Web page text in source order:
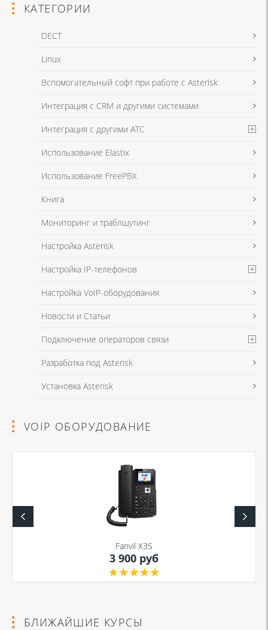
Я даю согласие на обработку моих персональных данных для связи
в соответствии с Политикой в отношении обработки персональных
Я даю согласие на обработку моих персональных данных для связи
в соответствии с Политикой в отношении обработки персональных
КАТЕГОРИИ
DECT
Linux
Вспомогательный софт при работе с Asterisk
Интеграция с CRM и другими системами
Интеграция с другими АТС
Использование Elastix
Использование FreePBX
Книга
Мониторинг и траблшутинг
Настройка Asterisk
Настройка IP-телефонов
Настройка VoIP-оборудования
Новости и Статьи
Подключение операторов связи
Разработка под Asterisk
Установка Asterisk
VOIP ОБОРУДОВАНИЕ
Fanvil X3S
3 900 руб
БЛИЖАЙШИЕ КУРСЫ